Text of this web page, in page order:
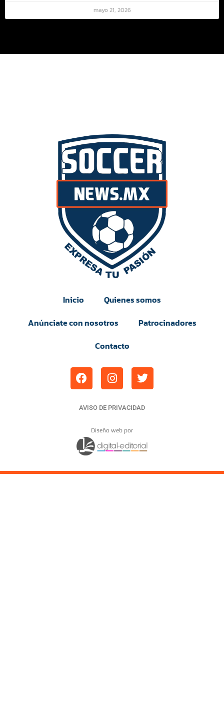
mayo 21, 2026
Inicio
Quienes somos
Anúnciate con nosotros
Patrocinadores
Contacto
AVISO DE PRIVACIDAD
Diseño web por